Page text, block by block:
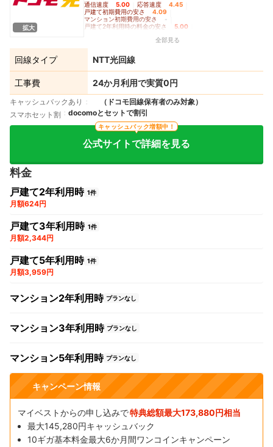
拡大
通信速度 5.00 応答速度 4.45
戸建て初期費用の安さ 4.09
マンション初期費用の安さ -
戸建て2年利用時の料金の安さ 5.00
戸建て5年利用時の料金の安さ 4.88
マンション2年利用時の料金の安さ
マンション3年利用時の料金の安さ
マンション5年利用時の料金の安さ
Wi-Fiルーターレンタルの充実度 4.70
全部見る
回線タイプ NTT光回線
工事費 24か月利用で実質0円
キャッシュバックあり
（ドコモ回線保有者のみ対象）
スマホセット割
docomoとセットで割引
公式サイトで詳細を見る
キャッシュバック増額中！
料金
戸建て2年利用時 1件
月額624円
戸建て3年利用時 1件
月額2,344円
戸建て5年利用時 1件
月額3,959円
マンション2年利用時 プランなし
マンション3年利用時 プランなし
マンション5年利用時 プランなし
キャンペーン情報
マイベストからの申し込みで特典総額最大173,880円相当
最大145,280円キャッシュバック
10ギガ基本料金最大6か月間ワンコインキャンペーン